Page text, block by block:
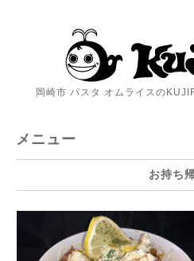
岡崎市 パスタ オムライスの
メニュー
お持ち